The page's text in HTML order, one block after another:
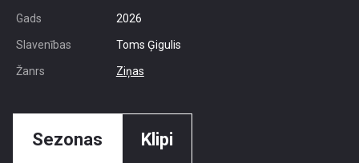
Gads 2026
Slavenības Toms Ģigulis
Žanrs Ziņas
Sezonas Klipi